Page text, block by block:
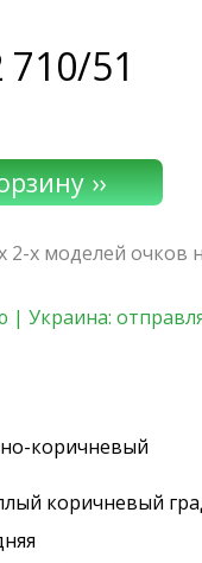
710/51
2-х моделей
Украина:
коричневый
коричневый